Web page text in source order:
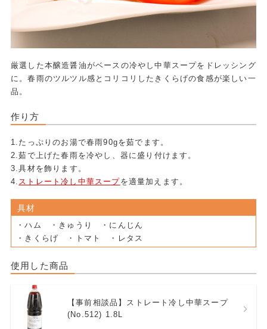
厳選した本醸造醤油がベースの冷やし中華スープをドレッシング
に。春雨のツルツル感とコリコリしたきくらげの食感が楽しい一
品。
作り方
1.たっぷりのお湯で春雨90gを茹でます。
2.茹で上げた春雨を冷やし、器に盛り付けます。
3.具材を飾ります。
4. ストレート冷し中華スープを適量加えます。
具材
・ハム ・きゅうり ・にんじん
・きくらげ ・トマト ・レタス
使用した商品
【事前相談品】ストレート冷し中華スープ
(No.512) 1.8L